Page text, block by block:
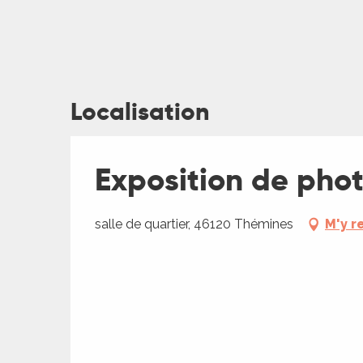
Localisation
Exposition de
salle de quartier, 46120 Thémines M'y